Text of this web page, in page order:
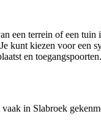
een terrein of een
kunt kiezen voor een
en
in Slabroek